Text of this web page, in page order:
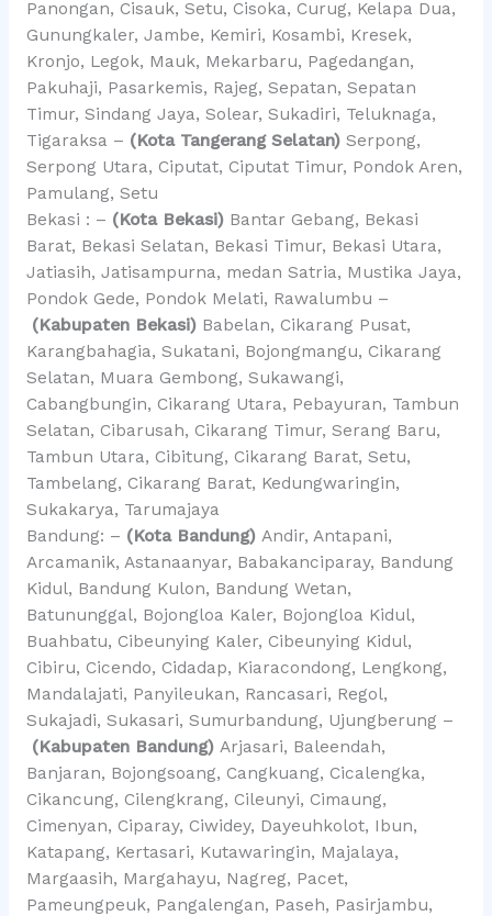
Panongan, Cisauk, Setu, Cisoka, Curug, Kelapa Dua,
Gunungkaler, Jambe, Kemiri, Kosambi, Kresek,
Kronjo, Legok, Mauk, Mekarbaru, Pagedangan,
Pakuhaji, Pasarkemis, Rajeg, Sepatan, Sepatan
Timur, Sindang Jaya, Solear, Sukadiri, Teluknaga,
Tigaraksa – (Kota Tangerang Selatan)Serpong,
Serpong Utara, Ciputat, Ciputat Timur, Pondok Aren,
Pamulang, Setu
Bekasi : – (Kota Bekasi)Bantar Gebang, Bekasi
Barat, Bekasi Selatan, Bekasi Timur, Bekasi Utara,
Jatiasih, Jatisampurna, medan Satria, Mustika Jaya,
Pondok Gede, Pondok Melati, Rawalumbu –
(Kabupaten Bekasi)Babelan, Cikarang Pusat,
Karangbahagia, Sukatani, Bojongmangu, Cikarang
Selatan, Muara Gembong, Sukawangi,
Cabangbungin, Cikarang Utara, Pebayuran, Tambun
Selatan, Cibarusah, Cikarang Timur, Serang Baru,
Tambun Utara, Cibitung, Cikarang Barat, Setu,
Tambelang, Cikarang Barat, Kedungwaringin,
Sukakarya, Tarumajaya
Bandung: – (Kota Bandung)Andir, Antapani,
Arcamanik, Astanaanyar, Babakanciparay, Bandung
Kidul, Bandung Kulon, Bandung Wetan,
Batununggal, Bojongloa Kaler, Bojongloa Kidul,
Buahbatu, Cibeunying Kaler, Cibeunying Kidul,
Cibiru, Cicendo, Cidadap, Kiaracondong, Lengkong,
Mandalajati, Panyileukan, Rancasari, Regol,
Sukajadi, Sukasari, Sumurbandung, Ujungberung –
(Kabupaten Bandung)Arjasari, Baleendah,
Banjaran, Bojongsoang, Cangkuang, Cicalengka,
Cikancung, Cilengkrang, Cileunyi, Cimaung,
Cimenyan, Ciparay, Ciwidey, Dayeuhkolot, Ibun,
Katapang, Kertasari, Kutawaringin, Majalaya,
Margaasih, Margahayu, Nagreg, Pacet,
Pameungpeuk, Pangalengan, Paseh, Pasirjambu,